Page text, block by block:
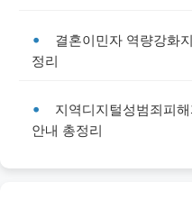
결혼이민자 역량강화
정리
지역디지털성범죄피
안내 총정리